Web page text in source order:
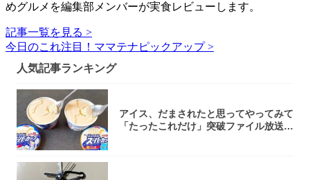
めグルメを編集部メンバーが実食レビューします。
記事一覧を見る >
今日のこれ注目！ママテナピックアップ >
人気記事ランキング
アイス、だまされたと思ってやってみて
「たったこれだけ」突破ファイル放送で